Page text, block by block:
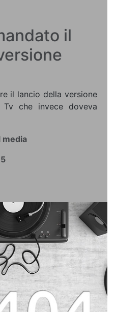
il
il lancio della versione
che invece doveva
media